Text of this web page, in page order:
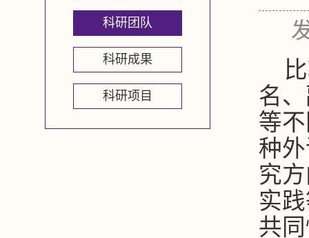
科研团队
科研成果
科研项目
名
等
种
究
实
共